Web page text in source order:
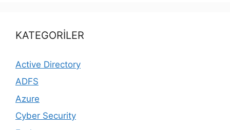
KATEGORİLER
Active Directory
ADFS
Azure
Cyber Security